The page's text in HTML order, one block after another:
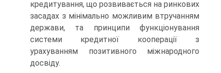
кредитування, що розвивається на ринкових
засадах з мінімально можливим втручанням
держави, та принципи функціонування
систе­ми кредитної кооперації з
урахуванням позитивного міжна­родного
досвіду.